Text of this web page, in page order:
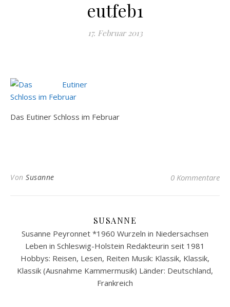
eutfeb1
17. Februar 2013
Das Eutiner Schloss im Februar
Von Susanne 0 Kommentare
SUSANNE
Susanne Peyronnet *1960 Wurzeln in Niedersachsen
Leben in Schleswig-Holstein Redakteurin seit 1981
Hobbys: Reisen, Lesen, Reiten Musik: Klassik, Klassik,
Klassik (Ausnahme Kammermusik) Länder: Deutschland,
Frankreich